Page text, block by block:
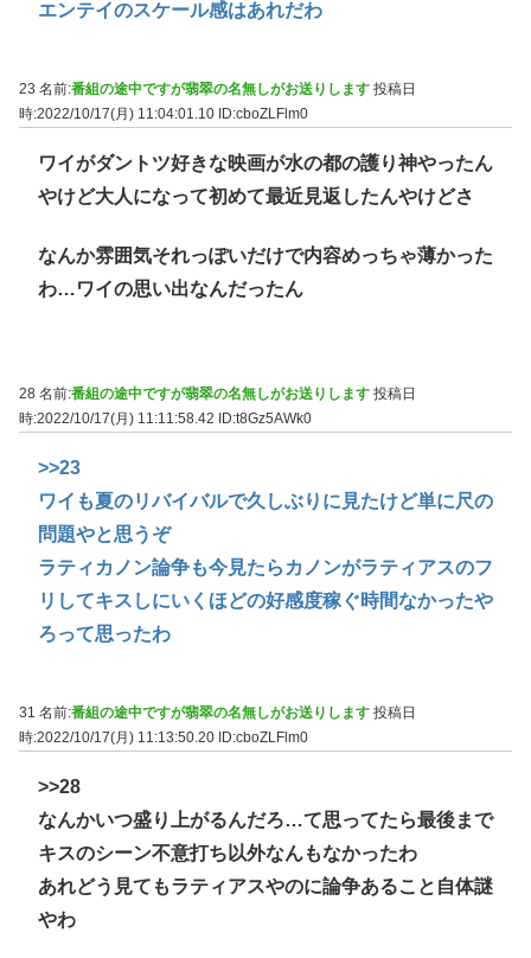
エンテイのスケール感はあれだわ
23 名前:番組の途中ですが翡翠の名無しがお送りします 投稿日
時:2022/10/17(月) 11:04:01.10 ID:cboZLFlm0
ワイがダントツ好きな映画が水の都の護り神やったん
やけど大人になって初めて最近見返したんやけどさ
なんか雰囲気それっぽいだけで内容めっちゃ薄かった
わ…ワイの思い出なんだったん
28 名前:番組の途中ですが翡翠の名無しがお送りします 投稿日
時:2022/10/17(月) 11:11:58.42
ID:t8Gz5AWk0
>>23
ワイも夏のリバイバルで久しぶりに見たけど単に尺の
問題やと思うぞ
ラティカノン論争も今見たらカノンがラティアスのフ
リしてキスしにいくほどの好感度稼ぐ時間なかったや
ろって思ったわ
31 名前:番組の途中ですが翡翠の名無しがお送りします 投稿日
時:2022/10/17(月) 11:13:50.20 ID:cboZLFlm0
>>28
なんかいつ盛り上がるんだろ…て思ってたら最後まで
キスのシーン不意打ち以外なんもなかったわ
あれどう見てもラティアスやのに論争あること自体謎
やわ